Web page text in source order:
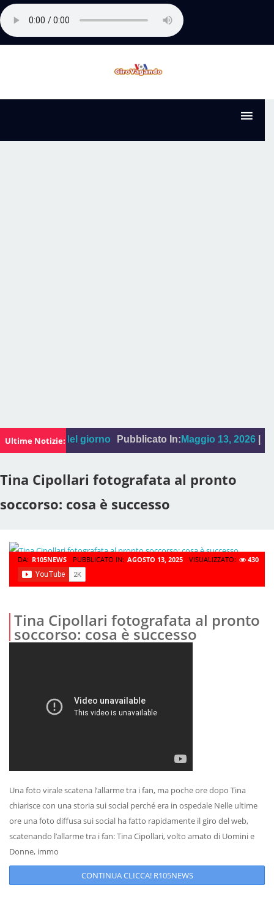
Ultime Notizie:
La foto del giorno Pubblicato In:Maggio 13, 2026 | "Sal
Tina Cipollari fotografata al pronto
soccorso: cosa è successo
DA: R105NEWS PUBBLICATO IN: AGOSTO 13, 2025 VISUALIZZATO: 430
Tina Cipollari fotografata al pronto
soccorso: cosa è successo
Una foto virale scatena l’allarme tra i fan, ma poche ore dopo Tina
chiarisce con una storia sui social perché era in ospedale Nelle ultime
ore una foto diffusa sui social ha fatto rapidamente il giro del web,
scatenando l’allarme tra i fan: Tina Cipollari, volto amato di Uomini e
Donne, immo
CONTINUA CLICCA! R105NEWS